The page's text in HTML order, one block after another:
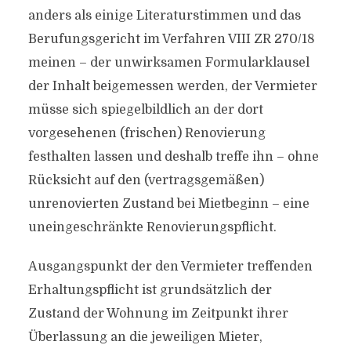
anders als einige Literaturstimmen und das
Berufungsgericht im Verfahren VIII ZR 270/18
meinen – der unwirksamen Formularklausel
der Inhalt beigemessen werden, der Vermieter
müsse sich spiegelbildlich an der dort
vorgesehenen (frischen) Renovierung
festhalten lassen und deshalb treffe ihn – ohne
Rücksicht auf den (vertragsgemäßen)
unrenovierten Zustand bei Mietbeginn – eine
uneingeschränkte Renovierungspflicht.
Ausgangspunkt der den Vermieter treffenden
Erhaltungspflicht ist grundsätzlich der
Zustand der Wohnung im Zeitpunkt ihrer
Überlassung an die jeweiligen Mieter,